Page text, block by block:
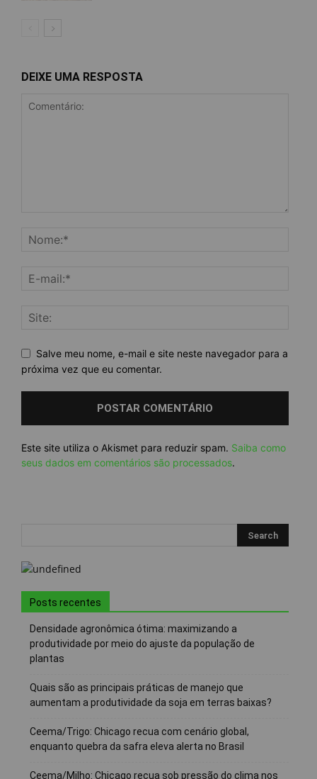
DEIXE UMA RESPOSTA
Salve meu nome, e-mail e site neste navegador para a
próxima vez que eu comentar.
Este site utiliza o Akismet para reduzir spam. Saiba como
seus dados em comentários são processados.
Posts recentes
Densidade agronômica ótima: maximizando a
produtividade por meio do ajuste da população de
plantas
Quais são as principais práticas de manejo que
aumentam a produtividade da soja em terras baixas?
Ceema/Trigo: Chicago recua com cenário global,
enquanto quebra da safra eleva alerta no Brasil
Ceema/Milho: Chicago recua sob pressão do clima nos